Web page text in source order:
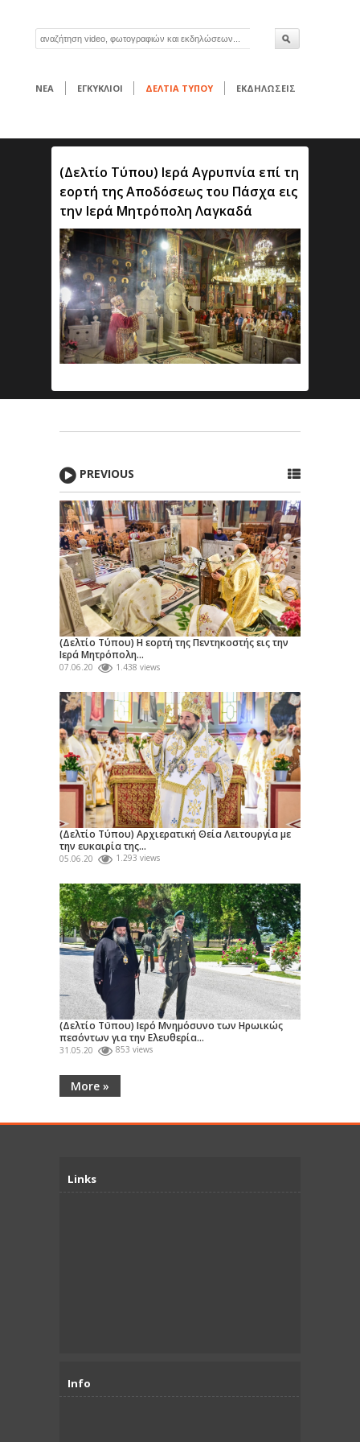
ΝΕΑ ΕΓΚΥΚΛΙΟΙ ΔΕΛΤΙΑ ΤΥΠΟΥ ΕΚΔΗΛΩΣΕΙΣ
(Δελτίο Τύπου) Ιερά Αγρυπνία επί τη
εορτή της Αποδόσεως του Πάσχα εις
την Ιερά Μητρόπολη Λαγκαδά
PREVIOUS
(Δελτίο Τύπου) Η εορτή της Πεντηκοστής εις την
Ιερά Μητρόπολη...
07.06.20 1.438 views
(Δελτίο Τύπου) Αρχιερατική Θεία Λειτουργία με
την ευκαιρία της...
05.06.20 1.293 views
(Δελτίο Τϋπου) Ιερό Μνημόσυνο των Ηρωικώς
πεσόντων για την Ελευθερία...
31.05.20 853 views
More »
Links
Info